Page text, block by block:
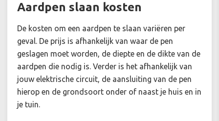
Aardpen slaan kosten
De kosten om een aardpen te slaan variëren per
geval. De prijs is afhankelijk van waar de pen
geslagen moet worden, de diepte en de dikte van de
aardpen die nodig is. Verder is het afhankelijk van
jouw elektrische circuit, de aansluiting van de pen
hierop en de grondsoort onder of naast je huis en in
je tuin.